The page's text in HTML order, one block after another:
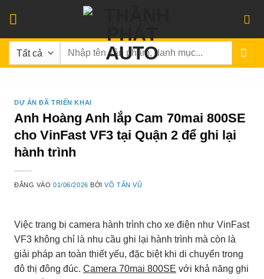
qua
nội
dung
Tìm
DỰ ÁN ĐÃ TRIỂN KHAI
Anh Hoàng Anh lắp Cam 70mai 800SE
cho VinFast VF3 tại Quận 2 để ghi lại
hành trình
ĐĂNG VÀO01/06/2026 BỞIVÕ TẤN VŨ
Việc trang bị camera hành trình cho xe điện như VinFast
VF3 không chỉ là nhu cầu ghi lại hành trình mà còn là
giải pháp an toàn thiết yếu, đặc biệt khi di chuyển trong
đô thị đông đúc. Camera 70mai 800SE với khả năng ghi